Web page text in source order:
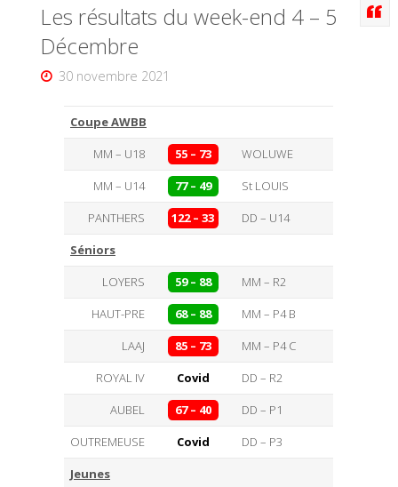
Les résultats du week-end 4 – 5
Décembre
30 novembre 2021
Coupe AWBB
MM – U18
55 – 73
WOLUWE
MM – U14
77 – 49
St LOUIS
PANTHERS
122 – 33
DD – U14
Séniors
LOYERS
59 – 88
MM – R2
HAUT-PRE
68 – 88
MM – P4 B
LAAJ
85 – 73
MM – P4 C
ROYAL IV
Covid
DD – R2
AUBEL
67 – 40
DD – P1
OUTREMEUSE
Covid
DD – P3
Jeunes